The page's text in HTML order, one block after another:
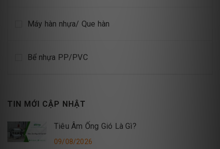
Máy hàn nhựa/ Que hàn
Bể nhựa PP/PVC
TIN MỚI CẬP NHẬT
Tiêu Âm Ống Gió Là Gì?
09/08/2026